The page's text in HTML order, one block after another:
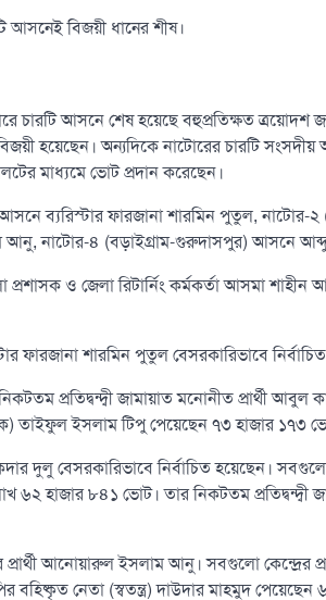
আসনেই বিজয়ী ধানের শীষ।
চারটি আসনে শেষ হয়েছে বহুপ্রতিক্ষত ত্রয়োদশ
হয়েছেন। অন্যদিকে নাটোরের চারটি
মাধ্যমে ভোট প্রদান করেছেন।
ব্যরিস্টার ফারজানা শারমিন পুতুল,
নাটোর-৪ (বড়াইগ্রাম-গুরুদাসপুর) আসনে
ও জেলা রিটার্নিং কর্মকর্তা আসমা
ফারজানা শারমিন পুতুল বেসরকারিভাবে
প্রতিদ্বন্দ্বী জামায়াত মনোনীত প্রার্থী
তাইফুল ইসলাম টিপু পেয়েছেন ৭৩ হাজার ১৭৩
দুলু বেসরকারিভাবে নির্বাচিত হয়েছেন। সবগুলো
হাজার ৮৪১ ভোট। তার নিকটতম প্রতিদ্বন্দ্বী
আনোয়ারুল ইসলাম আনু। সবগুলো কেন্দ্রের
বহিষ্কৃত নেতা (স্বতন্ত্র) দাউদার মাহমুদ